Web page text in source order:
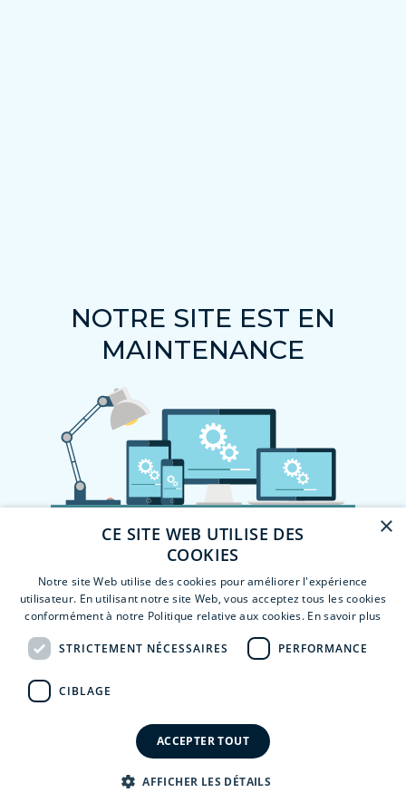
NOTRE SITE EST EN
MAINTENANCE
×
CE SITE WEB UTILISE DES
COOKIES
Notre site Web utilise des cookies pour améliorer l'expérience
utilisateur. En utilisant notre site Web, vous acceptez tous les cookies
conformément à notre Politique relative aux cookies. En savoir plus
STRICTEMENT NÉCESSAIRES PERFORMANCE
CIBLAGE
ACCEPTER TOUT
AFFICHER LES DÉTAILS